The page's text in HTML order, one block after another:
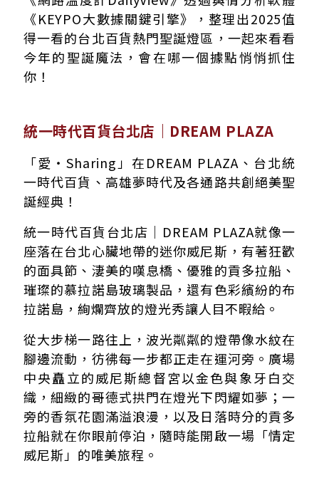
《KEYPO大數據關鍵引擎》，整理出2025值
得一看的台北百貨熱門聖誕燈區，一起來看看
今年的聖誕魔法，會在哪一個據點悄悄抓住
你！
統一時代百貨台北店｜DREAM PLAZA
「愛・Sharing」在DREAM PLAZA、台北統
一時代百貨、高雄夢時代及各通路共創絕美聖
誕經典！
統一時代百貨台北店｜DREAM PLAZA就像一
座落在台北心臟地帶的迷你威尼斯，有著狂歡
的面具節、淒美的嘆息橋、優雅的貢多拉船、
璀璨的慕拉諾島玻璃製品，還有色彩繽紛的布
拉諾島，絢爛齊放的燈光秀讓人目不暇給。
從大步梯一路往上，波光粼粼的燈帶像水紋在
腳邊流動，彷彿每一步都正走在運河旁。廣場
中央矗立的威尼斯總督宮以金色與象牙白交
織，細緻的哥德式拱門在燈光下閃耀如夢；一
旁的香氛花園滿溢浪漫，以及日落時分的貢多
拉船就在你眼前停泊，隨時能開啟一場「情定
威尼斯」的唯美旅程。